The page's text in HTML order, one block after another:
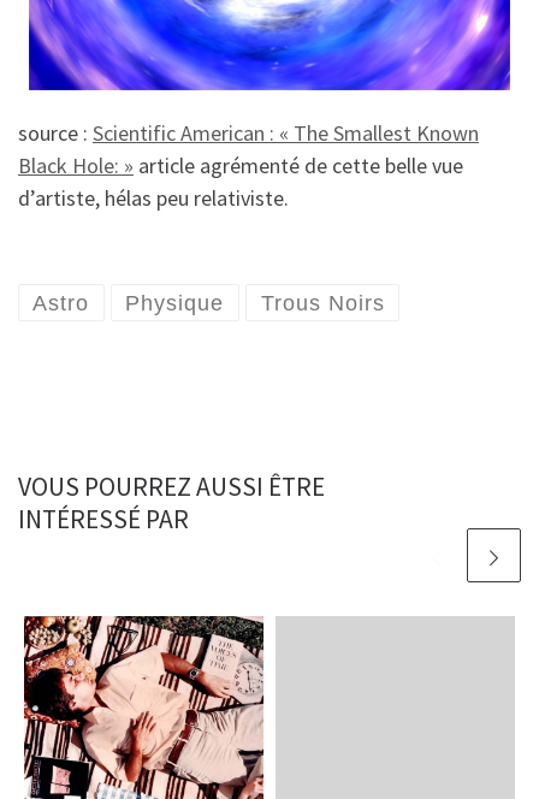
source : Scientific American : « The Smallest Known
Black Hole: » article agrémenté de cette belle vue
d’artiste, hélas peu relativiste.
Astro Physique Trous Noirs
VOUS POURREZ AUSSI ÊTRE
INTÉRESSÉ PAR